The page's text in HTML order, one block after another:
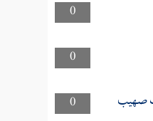
0
0
0
صهيب